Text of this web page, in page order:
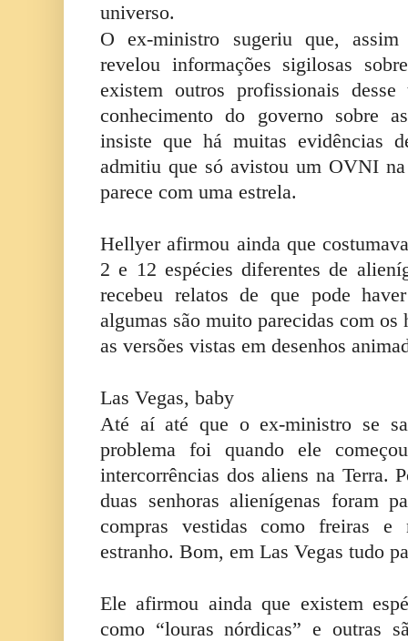
universo.
O ex-ministro sugeriu que, assim
revelou informações sigilosas
existem outros profissionais
conhecimento do governo sobre
insiste que há muitas evidências
admitiu que só avistou um OVNI
parece com uma estrela.
Hellyer afirmou ainda que
2 e 12 espécies diferentes de
recebeu relatos de que pode
algumas são muito parecidas com os
as versões vistas em desenhos
Las Vegas, baby
Até aí até que o ex-ministro se
problema foi quando ele
intercorrências dos aliens na Terra.
duas senhoras alienígenas foram
compras vestidas como freiras e
estranho. Bom, em Las Vegas tudo
Ele afirmou ainda que existem
como “louras nórdicas” e outras